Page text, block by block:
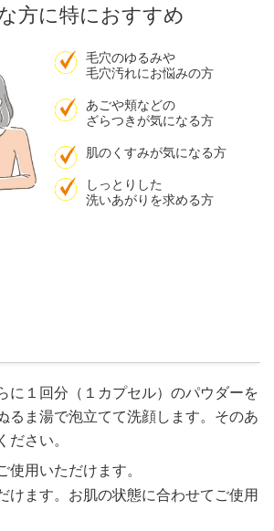
方に特におすすめ
毛穴のゆるみや
毛穴汚れにお悩みの方
あごや頬などの
ざらつきが気になる方
肌のくすみが気になる方
しっとりした
洗いあがりを求める方
に１回分（１カプセル）のパウダーを
るま湯で泡立てて洗顔します。そのあ
ださい。
使用いただけます。
けます。お肌の状態に合わせてご使用